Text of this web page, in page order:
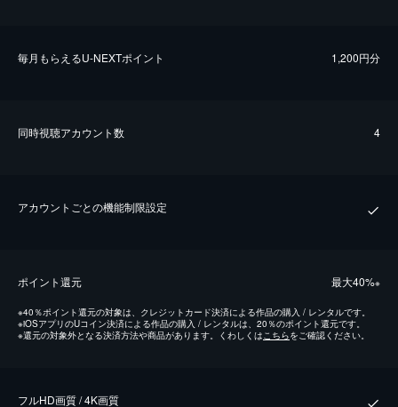
毎⽉もらえるU-NEXTポイント 1,200円分
同時視聴アカウント数 4
アカウントごとの機能制限設定
ポイント還元 最⼤40%※
※40％ポイント還元の対象は、クレジットカード決済による作品の購入 / レンタルです。
※iOSアプリのUコイン決済による作品の購入 / レンタルは、20％のポイント還元です。
※還元の対象外となる決済方法や商品があります。くわしくはこちらをご確認ください。
フルHD画質 / 4K画質